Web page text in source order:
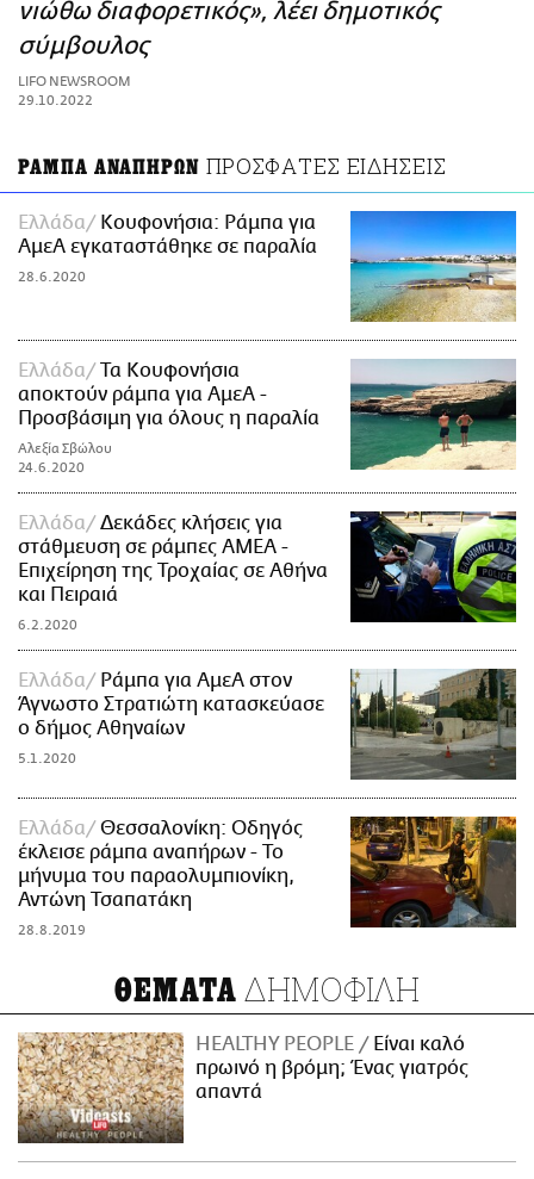
PRINT
νιώθω διαφορετικός», λέει δημοτικός
σύμβουλος
LIFO NEWSROOM
29.10.2022
ΡΑΜΠΑ ΑΝΑΠΗΡΩΝ ΠΡΟΣΦΑΤΕΣ ΕΙΔΗΣΕΙΣ
Ελλάδα
Κουφονήσια: Ράμπα για
ΑμεΑ εγκαταστάθηκε σε παραλία
28.6.2020
Ελλάδα
Τα Κουφονήσια
αποκτούν ράμπα για ΑμεΑ -
Προσβάσιμη για όλους η παραλία
Αλεξία Σβώλου
24.6.2020
Ελλάδα
Δεκάδες κλήσεις για
στάθμευση σε ράμπες ΑΜΕΑ -
Επιχείρηση της Τροχαίας σε Αθήνα
και Πειραιά
6.2.2020
Ελλάδα
Ράμπα για ΑμεΑ στον
Άγνωστο Στρατιώτη κατασκεύασε
ο δήμος Αθηναίων
5.1.2020
Ελλάδα
Θεσσαλονίκη: Οδηγός
έκλεισε ράμπα αναπήρων - Το
μήνυμα του παραολυμπιονίκη,
Αντώνη Τσαπατάκη
28.8.2019
ΘΕΜΑΤΑ ΔΗΜΟΦΙΛΗ
HEALTHY PEOPLE
Είναι καλό
πρωινό η βρόμη; Ένας γιατρός
απαντά